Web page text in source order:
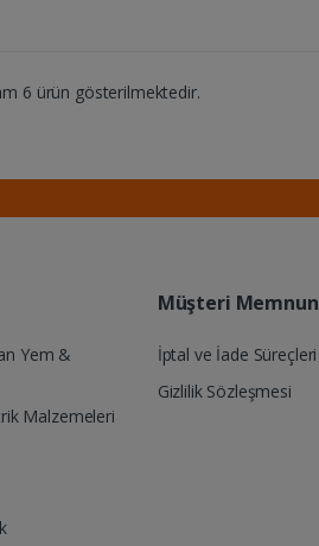
6 ürün gösterilmektedir.
Yem &
Malzemeleri
Müşteri
İptal ve İade Süreçleri
Gizlilik Sözleşmesi